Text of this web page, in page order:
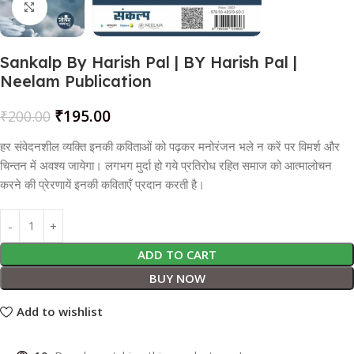
Click to enlarge
Sankalp By Harish Pal | BY Harish Pal |
Neelam Publication
₹200.00 ₹195.00
हर संवेदनशील व्यक्ति इनकी कविताओं को पढ़कर मनोरंजन भले न करें पर विमर्श और
चिन्तन में अवश्य जायेगा। लगभग मुर्दा हो गये प्रतिरोध रहित समाज को आत्मालोचन
करने की प्रेरणायें इनकी कविताएँ प्रदान करती है।
ADD TO CART
BUY NOW
Add to wishlist